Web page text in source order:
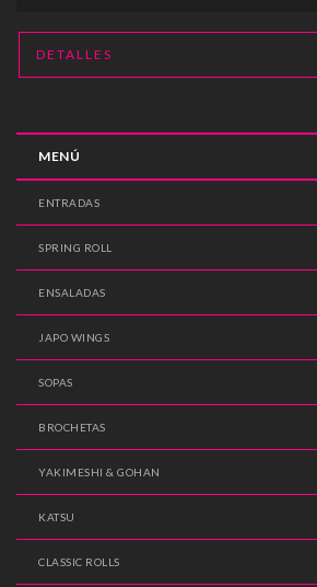
DETALLES
MENÚ
ENTRADAS
SPRING ROLL
ENSALADAS
JAPO WINGS
SOPAS
BROCHETAS
YAKIMESHI & GOHAN
KATSU
CLASSIC ROLLS